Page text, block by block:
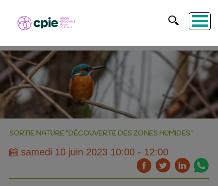
SORTIE NATURE "DÉCOUVERTE DES ZONES HUMIDES"
samedi 10 juin 2023 10:00 - 12:00